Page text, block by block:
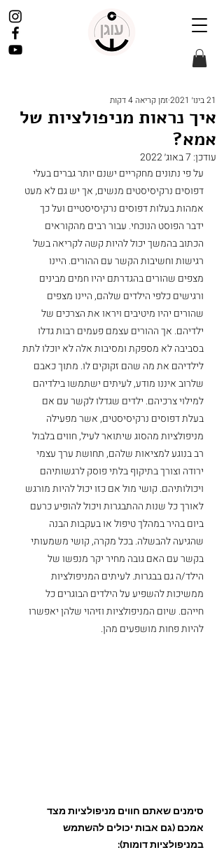
איך נראות מניפולציות של
אמא?
21 בינו׳ 2021 זמן קריאה 4 דקות
עודכן: 7 באוג׳ 2022
על פי נתונים מחקריים ישנם יותר גברים בעלי
דפוסים נרקיסיסטים מנשים, אך יש גם לא מעט
אמהות בעלות דפוסים נרקיסיסטיים ועל כך
ידבר הפוסט הנוכחי. עבור רבים מהקוראים
הכתוב בהמשך יכול להיות קשה לקריאה בשל
רגישות וחשיבות הקשר עם ההורים. היינו
מצפים שהורים בהגדרתם יהיו חמים מבינים
ורגישים כלפי הילדים שלהם, היינו מצפים
שהורים יהיו מיטיבים ויראו את הצרכים של
ילדיהם. אך ההורים עצמם פעמים רבות גדלו
בסביבה לא מספקת ומסיבות אלה לא יוכלו לתת
לילדיהם את מה שהם זקוקים לו. מתוך כאבם
שלרוב איננו מודע, לעיתים ישתמשו בילדיהם
למילוי צרכיהם. ילדים שגדלו לקשר עם אם
בעלת דפוסים נרקיסיסטים, אשר מפעילה
מניפולציות מהסוג שיתואר לעיל, חווים בלבול
רב בנוגע למציאות שלהם, תחושת ערך עצמי
ירודה וצורך בתיקוף בלתי פוסק לרגשותיהם
ויכולותיהם. קושי מול אם כזו יכול להיות מורגש
לאורך כל שנות ההתבגרות ויכול להופיע כרעם
ביום בהיר במהלך טיפול או בעקבות הבנה
שהגיעה להבשלה. בכל מקרה, קושי משמעותי
בקשר עם האם גובה מחיר יקר מנפשו של
הילד/ה גם בבגרות. לעיתים המניפולציות
ממשיכות להשפיע על הילדים הבוגרים כל
חייהם. שיום המניפולציות וזיהוי שלהן יאפשרו
להיות פחות מושפעים מהן.
סימנים שאתם חווים מניפולציות מצד
אמכם (גם אבות יכולים להשתמש
במניפולציות דומות):